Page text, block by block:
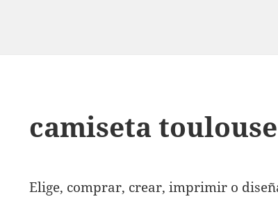
camiseta
Elige, comprar, crear, imprimir o